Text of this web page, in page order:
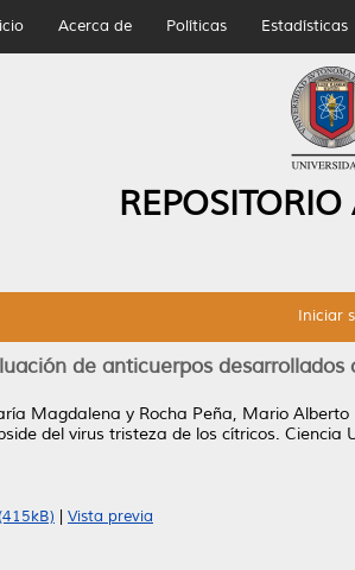
Acerca de Políticas Estadísticas
Iniciar
de anticuerpos
Magdalena y Rocha Peña, Mario Alberto
del virus tristeza de los cítricos. Ciencia
Vista previa